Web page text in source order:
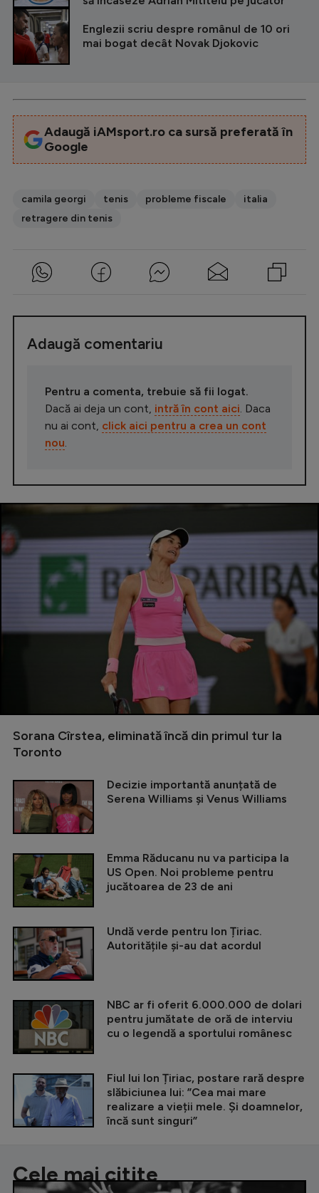
Englezii scriu despre românul de 10 ori
mai bogat decât Novak Djokovic
Adaugă iAMsport.ro ca sursă preferată în
Google
camila georgi tenis probleme fiscale
italia
retragere din tenis
Adaugă comentariu
Pentru a comenta, trebuie să fii logat.
Dacă ai deja un cont, intră în cont aici . Daca
nu ai cont, click aici pentru a crea un cont
nou
Sorana Cîrstea, eliminată încă din primul tur la
Toronto
Decizie importantă anunțată de
Serena Williams și Venus Williams
Emma Răducanu nu va participa la
US Open. Noi probleme pentru
jucătoarea de 23 de ani
Undă verde pentru Ion Țiriac.
Autoritățile și-au dat acordul
NBC ar fi oferit 6.000.000 de dolari
pentru jumătate de oră de interviu
cu o legendă a sportului românesc
Fiul lui Ion Țiriac, postare rară despre
slăbiciunea lui: ”Cea mai mare
realizare a vieții mele. Și doamnelor,
încă sunt singuri”
Cele mai citite